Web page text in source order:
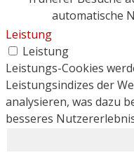
automatische
Leistung
Leistung
Leistungs-Cookies
Leistungsindizes der
analysieren, was dazu
besseres